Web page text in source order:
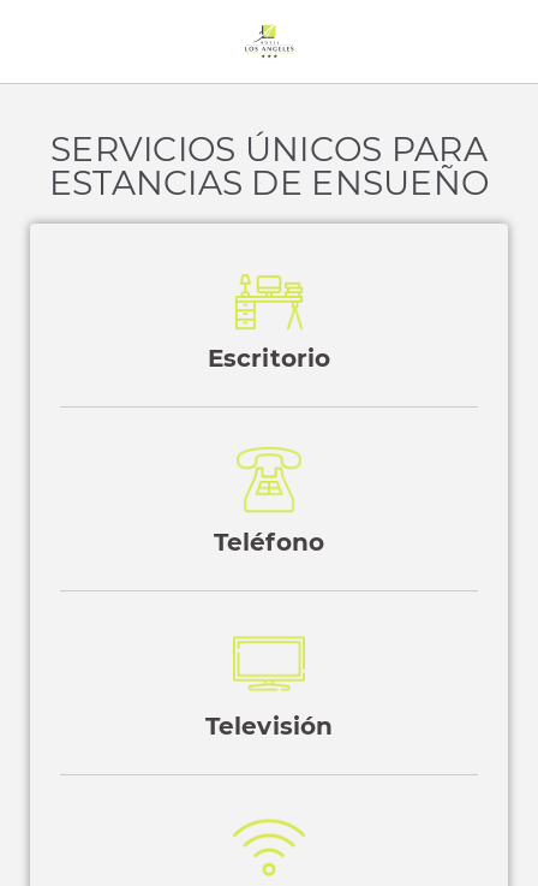
SERVICIOS ÚNICOS PARA
ESTANCIAS DE ENSUEÑO
Escritorio
Teléfono
Televisión